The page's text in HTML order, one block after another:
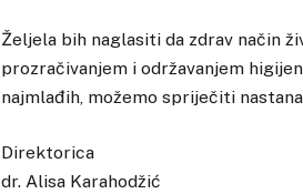
Željela bih naglasiti da zdrav način
prozračivanjem i održavanjem
najmlađih, možemo spriječiti
Direktorica
dr. Alisa Karahodžić